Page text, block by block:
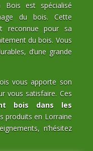
Bois est spécialisé
du bois. Cette
reconnue pour sa
du bois. Vous
d’une grande
vous apporte son
vous satisfaire. Ces
bois dans les
produits en Lorraine
n’hésitez